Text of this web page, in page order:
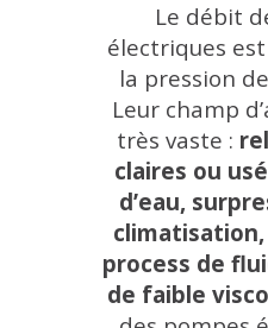
Le débit
électriques
la pression
Leur champ
très vaste :
claires ou
d’eau,
process de
de faible